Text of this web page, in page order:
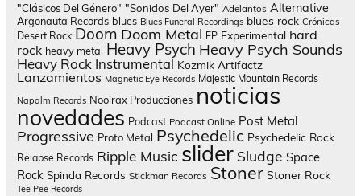
"Clásicos Del Género" "Sonidos Del Ayer" Adelantos Alternative
Argonauta Records blues Blues Funeral Recordings blues rock Crónicas
Desert Rock Doom Doom Metal EP Experimental hard
rock heavy metal Heavy Psych Heavy Psych Sounds
Heavy Rock Instrumental Kozmik Artifactz
Lanzamientos Magnetic Eye Records Majestic Mountain Records
Napalm Records Nooirax Producciones noticias
novedades Podcast Podcast Online Post Metal
Progressive Proto Metal Psychedelic Psychedelic Rock
Relapse Records Ripple Music slider Sludge Space
Rock Spinda Records Stickman Records Stoner Stoner Rock
Tee Pee Records